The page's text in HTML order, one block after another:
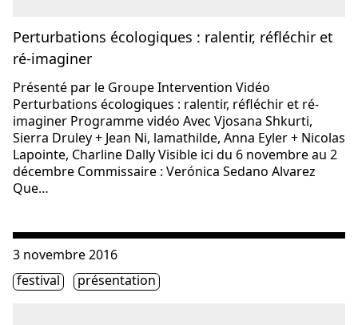
Perturbations écologiques : ralentir, réfléchir et
ré-imaginer
Présenté par le Groupe Intervention Vidéo
Perturbations écologiques : ralentir, réfléchir et ré-
imaginer Programme vidéo Avec Vjosana Shkurti,
Sierra Druley + Jean Ni, lamathilde, Anna Eyler + Nicolas
Lapointe, Charline Dally Visible ici du 6 novembre au 2
décembre Commissaire : Verónica Sedano Alvarez
Que…
Consulter « Histoires d’ombres »
3 novembre 2016
Étiquette(s)
festival présentation